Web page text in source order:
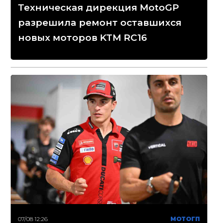
Техническая дирекция MotoGP
разрешила ремонт оставшихся
новых моторов KTM RC16
07/08 12:26 МОТОГП